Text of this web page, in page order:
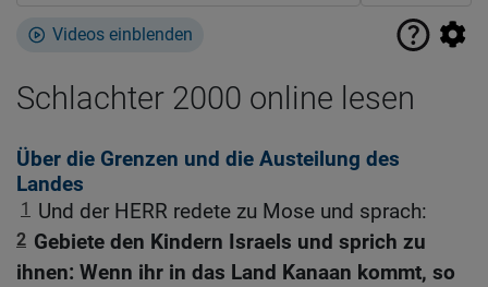
Videos einblenden
Schlachter 2000 online lesen
Über die Grenzen und die Austeilung des
Landes
1 Und der HERR redete zu Mose und sprach:
2 Gebiete den Kindern Israels und sprich zu
ihnen: Wenn ihr in das Land Kanaan kommt, so